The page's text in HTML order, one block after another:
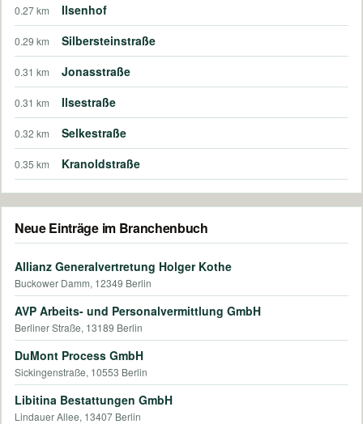
0.27 km Ilsenhof
0.29 km Silbersteinstraße
0.31 km Jonasstraße
0.31 km Ilsestraße
0.32 km Selkestraße
0.35 km Kranoldstraße
Neue Einträge im Branchenbuch
Allianz Generalvertretung Holger Kothe
Buckower Damm, 12349 Berlin
AVP Arbeits- und Personalvermittlung GmbH
Berliner Straße, 13189 Berlin
DuMont Process GmbH
Sickingenstraße, 10553 Berlin
Libitina Bestattungen GmbH
Lindauer Allee, 13407 Berlin